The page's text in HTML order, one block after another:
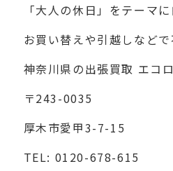
「大人の休日」をテーマ
お買い替えや引越しなど
神奈川県の出張買取 エコ
〒243-0035
厚木市愛甲3-7-15
TEL: 0120-678-615